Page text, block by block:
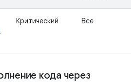
Критический Все
кода через